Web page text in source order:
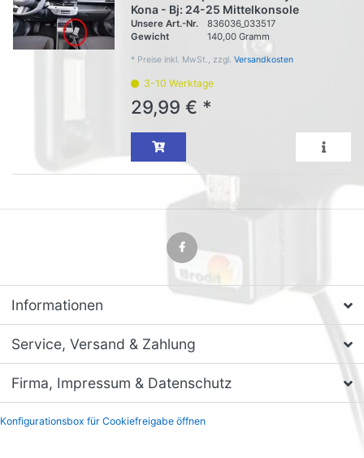
Kona - Bj: 24-25 Mittelkonsole
Unsere Art.-Nr.
836036_033517
Gewicht
140,00 Gramm
* Preise inkl. MwSt., zzgl. Versandkosten
3-10 Werktage
29,99 € *
Informationen
Service, Versand & Zahlung
Firma, Impressum & Datenschutz
Konfigurationsbox für Cookiefreigabe öffnen